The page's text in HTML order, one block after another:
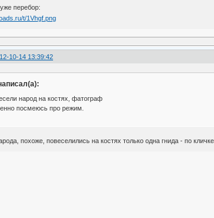
перебор:
10-14 13:39:42
народ на костях, фатограф
посмеюсь про режим.
похоже, повеселились на костях только одна гнида - по